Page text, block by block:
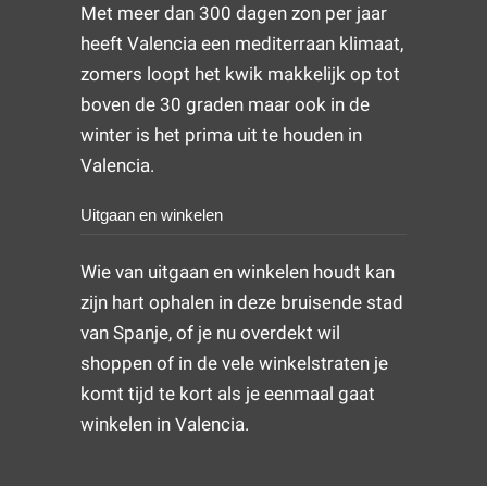
Met meer dan 300 dagen zon per jaar
heeft Valencia een mediterraan klimaat,
zomers loopt het kwik makkelijk op tot
boven de 30 graden maar ook in de
winter is het prima uit te houden in
Valencia.
Uitgaan en winkelen
Wie van uitgaan en winkelen houdt kan
zijn hart ophalen in deze bruisende stad
van Spanje, of je nu overdekt wil
shoppen of in de vele winkelstraten je
komt tijd te kort als je eenmaal gaat
winkelen in Valencia.